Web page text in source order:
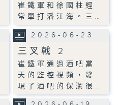
崔鐵軍和徐國柱經
常單打潘江海。三…
2026-06-23
三叉戟 2
崔鐵軍通過酒吧當
天的監控視頻，發
現了酒吧的保潔很…